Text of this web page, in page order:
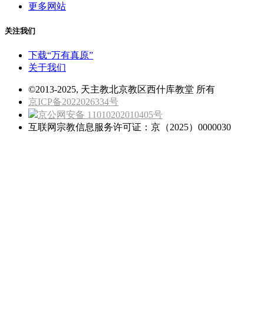
更多网站
关注我们
下载“万有真原”
关于我们
©2013-2025, 天主教北京教区西什库教堂 所有
京ICP备2022026334号
京公网安备 11010202010405号
互联网宗教信息服务许可证：京（2025）0000030